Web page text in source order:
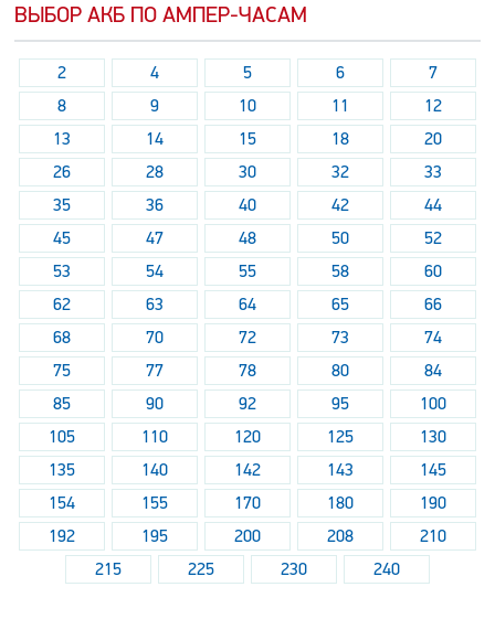
ВЫБОР АКБ ПО АМПЕР-ЧАСАМ
2 4 5 6
7
8
9 10 11
12
13
14 15 18
20
26
28 30 32
33
35
36 40 42
44
45
47 48 50
52
53
54 55 58
60
62
63 64 65
66
68
70 72 73
74
75
77 78 80
84
85
90 92 95
100
105
110 120 125
130
135
140 142 143
145
154
155 170 180
190
192
195 200 208
210
215
225 230 240